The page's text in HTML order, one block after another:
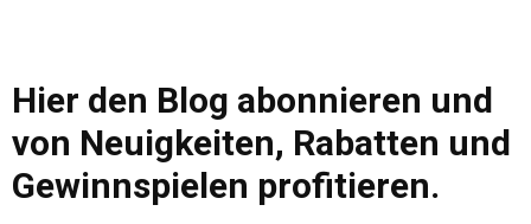
Hier den Blog abonnieren und
von Neuigkeiten, Rabatten und
Gewinnspielen profitieren.